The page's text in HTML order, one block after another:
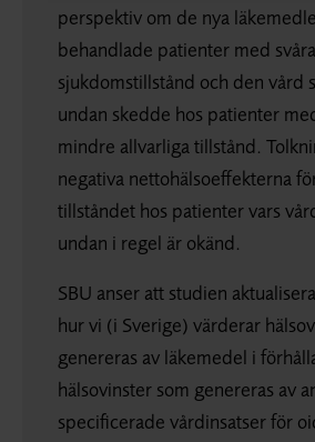
perspektiv om de nya
behandlade patienter med svåra
sjukdomstillstånd och den vård
undan skedde hos patienter
mindre allvarliga tillstånd.
negativa nettohälsoeffekterna
tillståndet hos patienter vars
undan i regel är okänd.
SBU anser att studien
hur vi (i Sverige) värderar
genereras av läkemedel i
hälsovinster som genereras av
specificerade vårdinsatser för